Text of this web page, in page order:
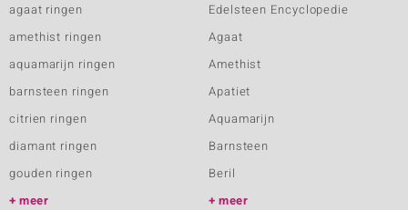
agaat ringen
amethist ringen
aquamarijn ringen
barnsteen ringen
citrien ringen
diamant ringen
gouden ringen
meer
Edelsteen Encyclopedie
Agaat
Amethist
Apatiet
Aquamarijn
Barnsteen
Beril
meer